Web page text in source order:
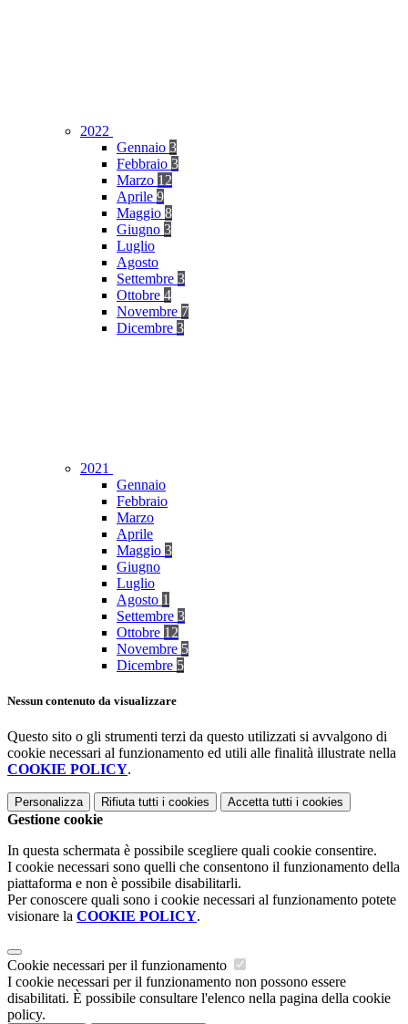
2022
Gennaio 3
Febbraio 3
Marzo 12
Aprile 9
Maggio 8
Giugno 3
Luglio
Agosto
Settembre 3
Ottobre 4
Novembre 7
Dicembre 3
2021
Gennaio
Febbraio
Marzo
Aprile
Maggio 3
Giugno
Luglio
Agosto 1
Settembre 3
Ottobre 12
Novembre 5
Dicembre 5
Nessun contenuto da visualizzare
Questo sito o gli strumenti terzi da questo utilizzati si avvalgono di
cookie necessari al funzionamento ed utili alle finalità illustrate nella
COOKIE POLICY.
Personalizza Rifiuta tutti i cookies Accetta tutti i cookies
Gestione cookie
In questa schermata è possibile scegliere quali cookie consentire.
I cookie necessari sono quelli che consentono il funzionamento della
piattaforma e non è possibile disabilitarli.
Per conoscere quali sono i cookie necessari al funzionamento potete
visionare la COOKIE POLICY.
Cookie necessari per il funzionamento
I cookie necessari per il funzionamento non possono essere
disabilitati. È possibile consultare l'elenco nella pagina della cookie
policy.